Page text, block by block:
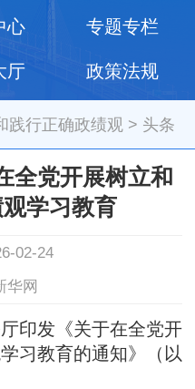
心 专题专栏
厅 政策法规
践行正确政绩观 > 头条
全党开展树立和
学习教育
02-24
华网
发《关于在全党开
习教育的通知》（以